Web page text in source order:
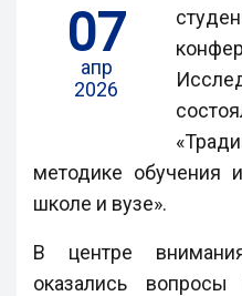
07
апр
2026
методике обучения
школе и вузе».
В центре
оказались вопросы